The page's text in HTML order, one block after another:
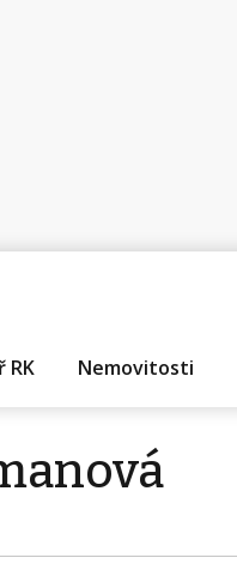
RK Nemovitosti